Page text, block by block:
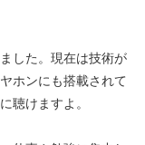
した。現在は技術が
ホンにも搭載されて
聴けますよ。